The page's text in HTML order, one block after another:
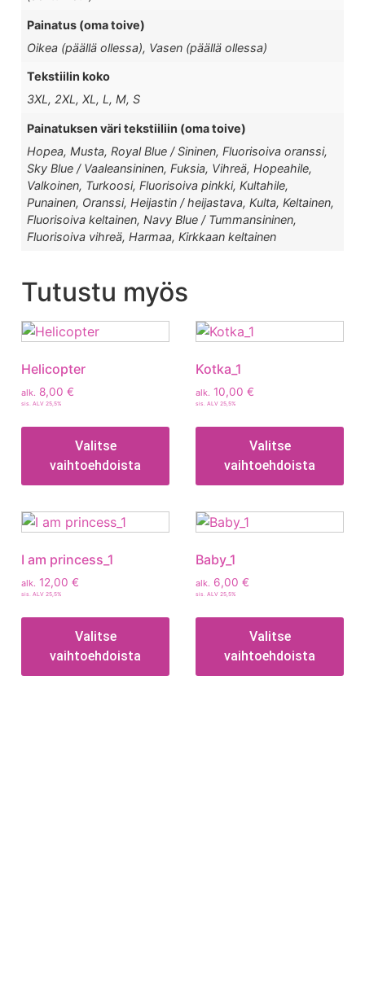
Painatus (oma toive)
Oikea (päällä ollessa), Vasen (päällä ollessa)
Tekstiilin koko
3XL, 2XL, XL, L, M, S
Painatuksen väri tekstiiliin (oma toive)
Hopea, Musta, Royal Blue / Sininen, Fluorisoiva oranssi,
Sky Blue / Vaaleansininen, Fuksia, Vihreä, Hopeahile,
Valkoinen, Turkoosi, Fluorisoiva pinkki, Kultahile,
Punainen, Oranssi, Heijastin / heijastava, Kulta, Keltainen,
Fluorisoiva keltainen, Navy Blue / Tummansininen,
Fluorisoiva vihreä, Harmaa, Kirkkaan keltainen
Tutustu myös
Helicopter
alk. 8,00 €
sis. ALV 25,5%
Valitse
vaihtoehdoista
Kotka_1
alk. 10,00 €
sis. ALV 25,5%
Valitse
vaihtoehdoista
I am princess_1
alk. 12,00 €
sis. ALV 25,5%
Valitse
vaihtoehdoista
Baby_1
alk. 6,00 €
sis. ALV 25,5%
Valitse
vaihtoehdoista